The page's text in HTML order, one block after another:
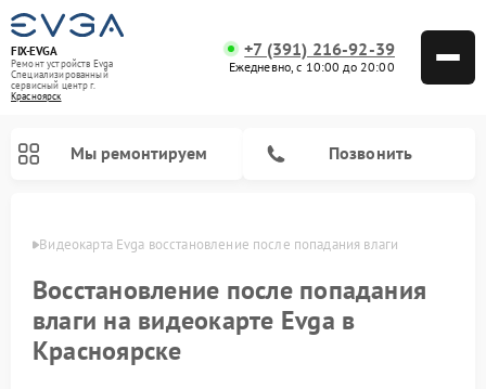
FIX-EVGA
Ремонт устройств Evga
Специализированный
cервисный центр г.
Красноярск
+7 (391) 216-92-39
Ежедневно, с 10:00 до 20:00
Мы ремонтируем Позвонить
Видеокарта Evga восстановление после попадания влаги
Восстановление после попадания
влаги на видеокарте Evga в
Красноярске